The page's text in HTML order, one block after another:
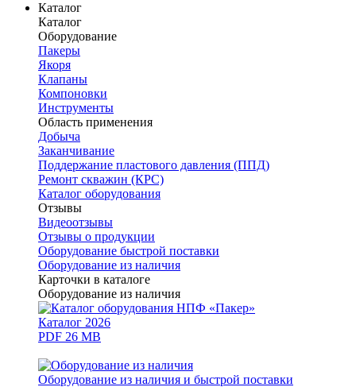
Каталог
Каталог
Оборудование
Пакеры
Якоря
Клапаны
Компоновки
Инструменты
Область применения
Добыча
Заканчивание
Поддержание пластового давления (ППД)
Ремонт скважин (КРС)
Каталог оборудования
Отзывы
Видеоотзывы
Отзывы о продукции
Оборудование быстрой поставки
Оборудование из наличия
Карточки в каталоге
Оборудование из наличия
Каталог 2026
PDF 26 MB
Оборудование из наличия и быстрой поставки